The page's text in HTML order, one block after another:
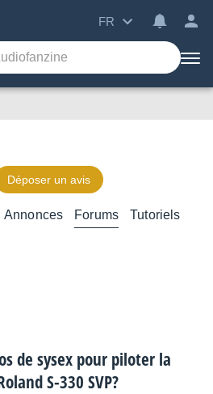
FR
Déposer un avis
Annonces Forums Tutoriels
de sysex pour piloter la
S-330 SVP?